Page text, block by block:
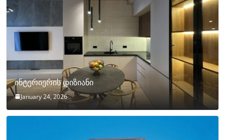
ინტერიერის დიზიანი
January 24, 2026